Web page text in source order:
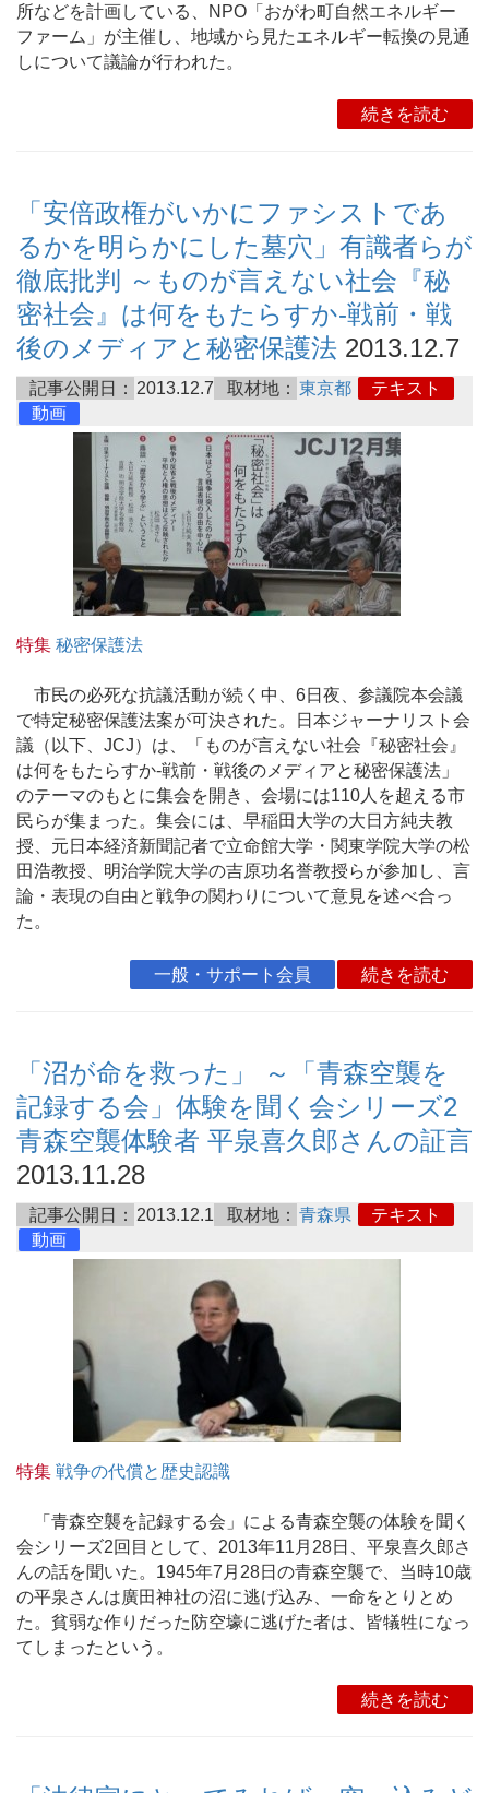
所などを計画している、NPO「おがわ町自然エネルギー
ファーム」が主催し、地域から見たエネルギー転換の見通
しについて議論が行われた。
続きを読む
「安倍政権がいかにファシストであ
るかを明らかにした墓穴」有識者らが
徹底批判 ～ものが言えない社会『秘
密社会』は何をもたらすか-戦前・戦
後のメディアと秘密保護法 2013.12.7
記事公開日： 2013.12.7 取材地： 東京都
テキスト
動画
特集 秘密保護法
市民の必死な抗議活動が続く中、6日夜、参議院本会議
で特定秘密保護法案が可決された。日本ジャーナリスト会
議（以下、JCJ）は、「ものが言えない社会『秘密社会』
は何をもたらすか-戦前・戦後のメディアと秘密保護法」
のテーマのもとに集会を開き、会場には110人を超える市
民らが集まった。集会には、早稲田大学の大日方純夫教
授、元日本経済新聞記者で立命館大学・関東学院大学の松
田浩教授、明治学院大学の吉原功名誉教授らが参加し、言
論・表現の自由と戦争の関わりについて意見を述べ合っ
た。
一般・サポート会員 続きを読む
「沼が命を救った」 ～「青森空襲を
記録する会」体験を聞く会シリーズ2
青森空襲体験者 平泉喜久郎さんの証言
2013.11.28
記事公開日： 2013.12.1 取材地： 青森県
テキスト
動画
特集 戦争の代償と歴史認識
「青森空襲を記録する会」による青森空襲の体験を聞く
会シリーズ2回目として、2013年11月28日、平泉喜久郎さ
んの話を聞いた。1945年7月28日の青森空襲で、当時10歳
の平泉さんは廣田神社の沼に逃げ込み、一命をとりとめ
た。貧弱な作りだった防空壕に逃げた者は、皆犠牲になっ
てしまったという。
続きを読む